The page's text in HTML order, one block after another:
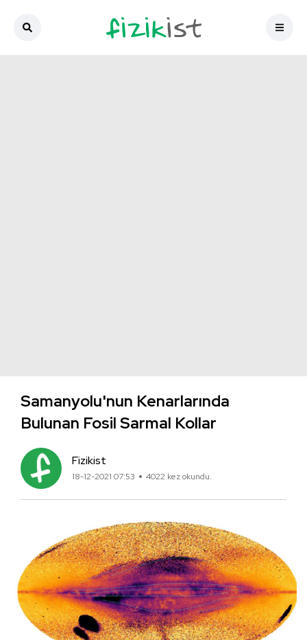
Samanyolu'nun Kenarlarında
Bulunan Fosil Sarmal Kollar
Fizikist
18-12-2021 07:53 4022 kez okundu.